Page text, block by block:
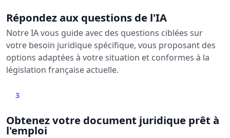
Répondez aux questions de l'IA
Notre IA vous guide avec des questions ciblées sur
votre besoin juridique spécifique, vous proposant des
options adaptées à votre situation et conformes à la
législation française actuelle.
3
Obtenez votre document juridique prêt à
l'emploi